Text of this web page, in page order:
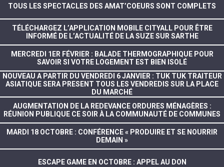
TOUS LES SPECTACLES DES AMAT’COEURS SONT COMPLETS
TÉLÉCHARGEZ L’APPLICATION MOBILE CITYALL POUR ÊTRE
INFORMÉ DE L’ACTUALITÉ DE LA SUZE SUR SARTHE
MERCREDI 1ER FÉVRIER : BALADE THERMOGRAPHIQUE POUR
SAVOIR SI VOTRE LOGEMENT EST BIEN ISOLÉ
NOUVEAU A PARTIR DU VENDREDI 6 JANVIER : TUK TUK TRAITEUR
ASIATIQUE SERA PRESENT TOUS LES VENDREDIS SUR LA PLACE
DU MARCHÉ
AUGMENTATION DE LA REDEVANCE ORDURES MÉNAGÈRES :
RÉUNION PUBLIQUE CE SOIR À LA COMMUNAUTÉ DE COMMUNES
MARDI 18 OCTOBRE : CONFÉRENCE « PRODUIRE ET SE NOURRIR
DEMAIN »
ESCAPE GAME EN OCTOBRE : APPEL AU DON